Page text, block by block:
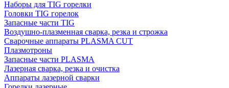
Наборы для TIG горелки
Головки TIG горелок
Запасные части TIG
Воздушно-плазменная сварка, резка и строжка
Сварочные аппараты PLASMA CUT
Плазмотроны
Запасные части PLASMA
Лазерная сварка, резка и очистка
Аппараты лазерной сварки